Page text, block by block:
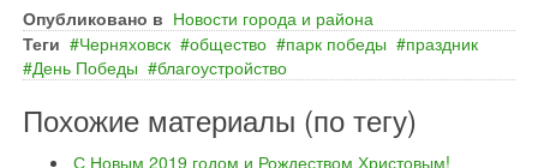
Опубликовано в Новости города и района
Теги
Черняховск общество парк победы
праздник
День Победы
благоустройство
Похожие материалы (по тегу)
С Новым 2019 годом и Рождеством Христовым!